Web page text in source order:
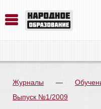
Журналы —
Выпуск №1/2009